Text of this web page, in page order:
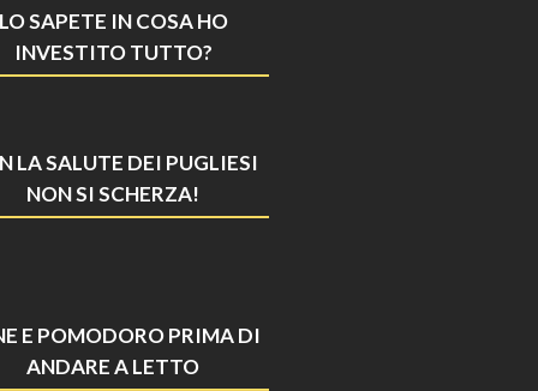
LO SAPETE IN COSA HO
INVESTITO TUTTO?
LA SALUTE DEI PUGLIESI
NON SI SCHERZA!
E POMODORO PRIMA DI
ANDARE A LETTO